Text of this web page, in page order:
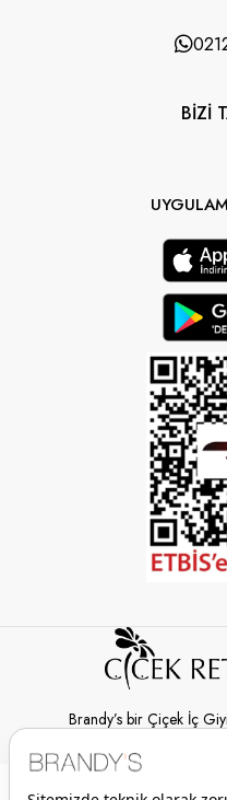
BİZİ
Brandy’s bir Çiçek İç
© 2026